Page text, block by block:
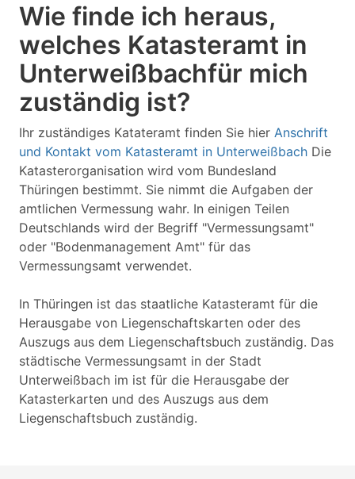
Wie finde ich heraus,
welches Katasteramt in
Unterweißbachfür mich
zuständig ist?
Ihr zuständiges Katateramt finden Sie hier Anschrift
und Kontakt vom Katasteramt in Unterweißbach Die
Katasterorganisation wird vom Bundesland
Thüringen bestimmt. Sie nimmt die Aufgaben der
amtlichen Vermessung wahr. In einigen Teilen
Deutschlands wird der Begriff "Vermessungsamt"
oder "Bodenmanagement Amt" für das
Vermessungsamt verwendet.
In Thüringen ist das staatliche Katasteramt für die
Herausgabe von Liegenschaftskarten oder des
Auszugs aus dem Liegenschaftsbuch zuständig. Das
städtische Vermessungsamt in der Stadt
Unterweißbach im ist für die Herausgabe der
Katasterkarten und des Auszugs aus dem
Liegenschaftsbuch zuständig.